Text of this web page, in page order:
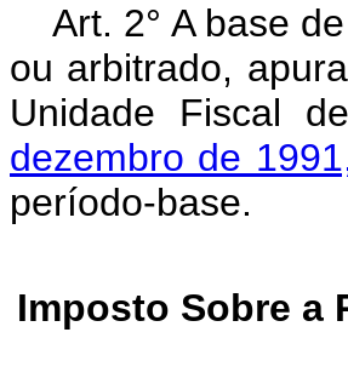
Art. 2° A base
ou arbitrado,
Unidade Fiscal
dezembro de
período-base.
Imposto Sobre a